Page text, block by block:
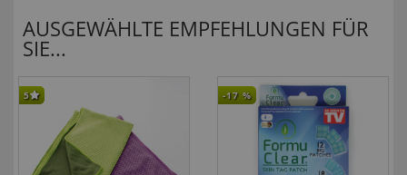
AUSGEWÄHLTE EMPFEHLUNGEN FÜR
SIE...
5 -17 %